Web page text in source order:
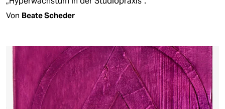
Von Beate Scheder